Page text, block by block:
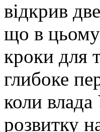
відкрив
що в цьому
кроки для
глибоке
коли влада
розвитку